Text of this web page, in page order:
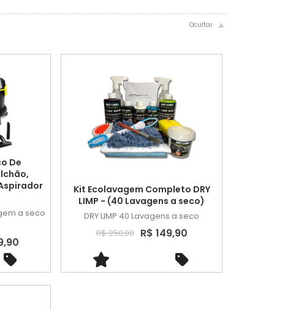
De
a seco
Kit Ecolavagem Completo DRY
LIMP - (40 Lavagens a seco)
DRY LIMP 40 Lavagens a seco
R$ 250,00
R$ 149,90